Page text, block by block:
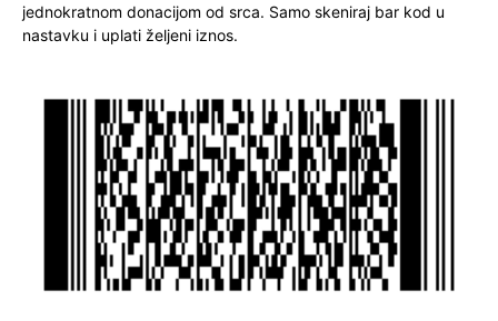
jednokratnom donacijom od srca. Samo skeniraj bar kod u
nastavku i uplati željeni iznos.